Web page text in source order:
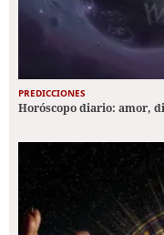
PREDICCIONES
Horóscopo diario: amor,